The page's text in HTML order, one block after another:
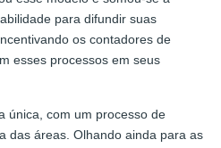
para difundir suas
os contadores de
esses processos em seus
única, com um processo de
das áreas. Olhando ainda para as